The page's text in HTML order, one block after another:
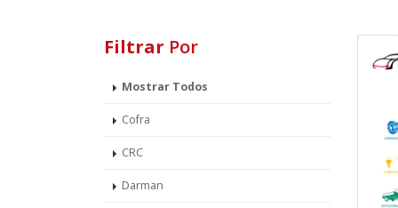
Filtrar Por
Mostrar Todos
Cofra
CRC
Darman